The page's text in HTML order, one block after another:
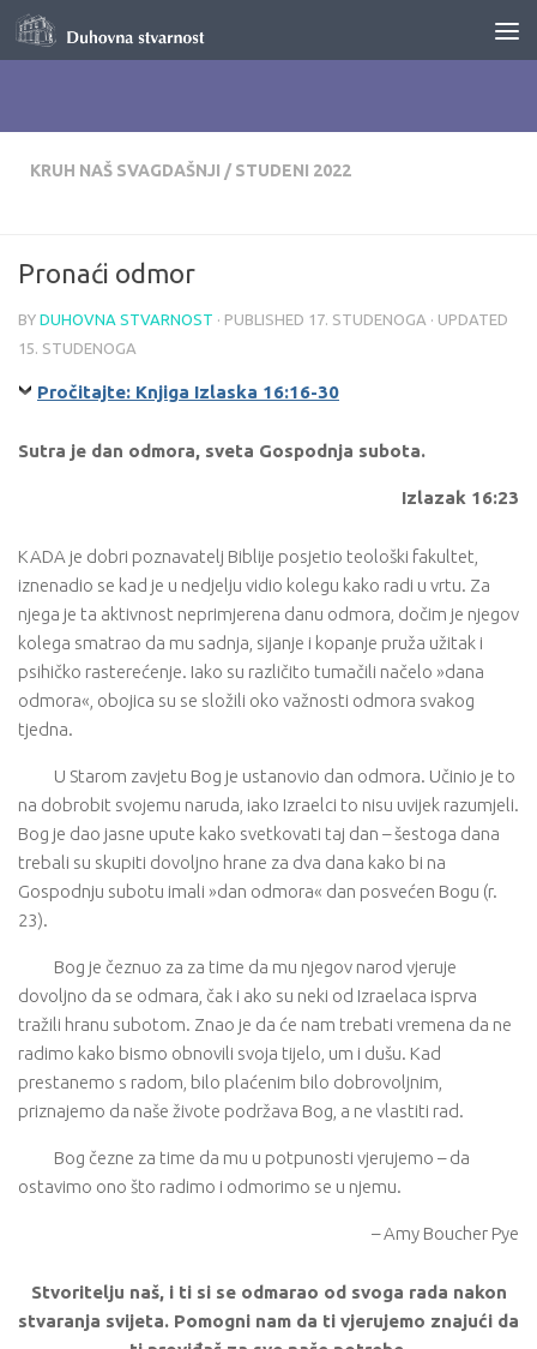
Skip to content
KRUH NAŠ SVAGDAŠNJI / STUDENI 2022
Pronaći odmor
BY DUHOVNA STVARNOST · PUBLISHED 17. STUDENOGA · UPDATED
15. STUDENOGA
Pročitajte: Knjiga Izlaska 16:16-30
Sutra je dan odmora, sveta Gospodnja subota.
Izlazak 16:23
KADA je dobri poznavatelj Biblije posjetio teološki fakultet,
iznenadio se kad je u nedjelju vidio kolegu kako radi u vrtu. Za
njega je ta aktivnost neprimjerena danu odmora, dočim je njegov
kolega smatrao da mu sadnja, sijanje i kopanje pruža užitak i
psihičko rasterećenje. Iako su različito tumačili načelo »dana
odmora«, obojica su se složili oko važnosti odmora svakog
tjedna.
U Starom zavjetu Bog je ustanovio dan odmora. Učinio je to
na dobrobit svojemu naruda, iako Izraelci to nisu uvijek razumjeli.
Bog je dao jasne upute kako svetkovati taj dan – šestoga dana
trebali su skupiti dovoljno hrane za dva dana kako bi na
Gospodnju subotu imali »dan odmora« dan posvećen Bogu (r.
23).
Bog je čeznuo za za time da mu njegov narod vjeruje
dovoljno da se odmara, čak i ako su neki od Izraelaca isprva
tražili hranu subotom. Znao je da će nam trebati vremena da ne
radimo kako bismo obnovili svoja tijelo, um i dušu. Kad
prestanemo s radom, bilo plaćenim bilo dobrovoljnim,
priznajemo da naše živote podržava Bog, a ne vlastiti rad.
Bog čezne za time da mu u potpunosti vjerujemo – da
ostavimo ono što radimo i odmorimo se u njemu.
– Amy Boucher Pye
Stvoritelju naš, i ti si se odmarao od svoga rada nakon
stvaranja svijeta. Pomogni nam da ti vjerujemo znajući da